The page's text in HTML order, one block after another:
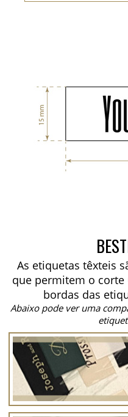
As etiquetas têxteis
que permitem o
bordas das
Abaixo pode ver uma